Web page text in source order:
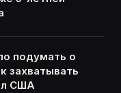
подумать о
захватывать
США